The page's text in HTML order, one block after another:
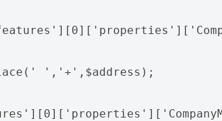
','+',$address);